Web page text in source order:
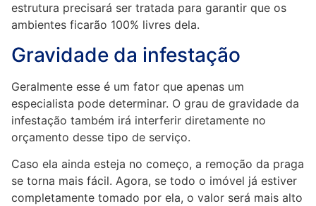
estrutura precisará ser tratada para garantir que os
ambientes ficarão 100% livres dela.
Gravidade da infestação
Geralmente esse é um fator que apenas um
especialista pode determinar. O grau de gravidade da
infestação também irá interferir diretamente no
orçamento desse tipo de serviço.
Caso ela ainda esteja no começo, a remoção da praga
se torna mais fácil. Agora, se todo o imóvel já estiver
completamente tomado por ela, o valor será mais alto